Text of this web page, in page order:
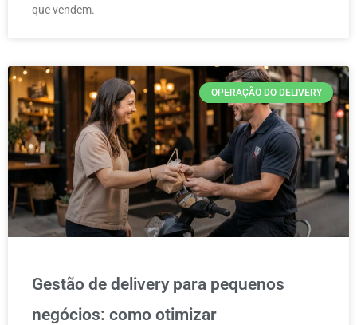
que vendem.
OPERAÇÃO DO DELIVERY
Gestão de delivery para pequenos
negócios: como otimizar